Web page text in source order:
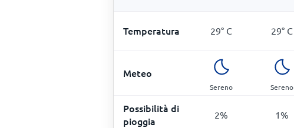
Temperatura 29° C 29° C
Meteo
Sereno Sereno
Possibilità di
pioggia
2% 1%